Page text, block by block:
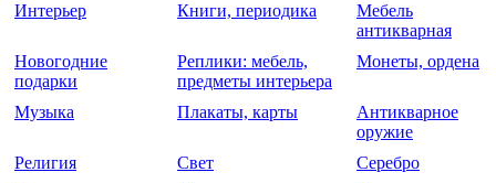
Интерьер
Книги, периодика
Мебель
антикварная
Новогодние
подарки
Реплики: мебель,
предметы интерьера
Монеты, ордена
Музыка Плакаты, карты
Антикварное
оружие
Религия
Свет
Серебро